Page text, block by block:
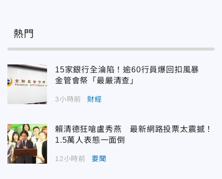
熱門
15家銀行全淪陷！逾60行員爆回扣風暴
金管會祭「最嚴清查」
3小時前 財經
賴清德狂嗆盧秀燕 最新網路投票太震撼！
1.5萬人表態一面倒
12小時前 要聞